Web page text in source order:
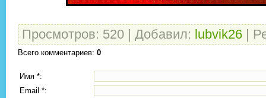
Просмотров: 520 Добавил: lubvik26
Всего комментариев: 0
Имя *:
Email *: